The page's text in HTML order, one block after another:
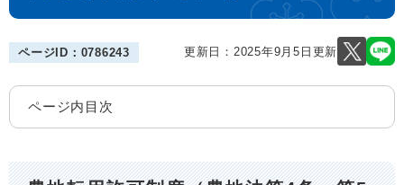
で
ページID：0786243 更新日：2025年9月5日更新
ページ内目次